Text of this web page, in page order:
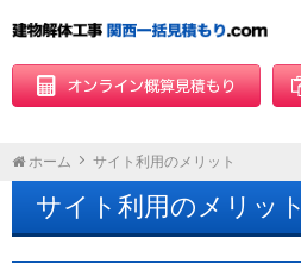
ホーム サイト利用のメリット
サイト利用のメリット